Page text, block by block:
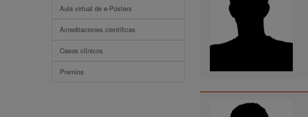
Aula virtual de e-Pósters
Acreditaciones científicas
Casos clínicos
Premios